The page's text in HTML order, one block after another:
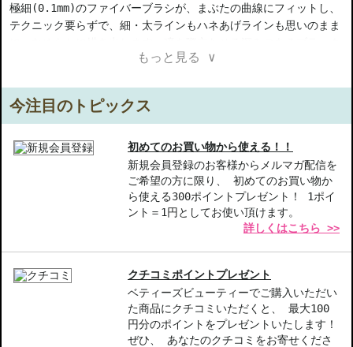
極細(0.1mm)のファイバーブラシが、まぶたの曲線にフィットし、
テクニック要らずで、細・太ラインもハネあげラインも思いのまま
と、柔らかい印象の眼差しを演出するダーク ブラウンの２色展
【商品の特徴】
長時間持続-滲みやこすれに強く、一日中美しい発色をキープ
極細ファイバーブラシ-まぶたの曲線にぴったりフィット
【こんな方へおすすめ】
アイラインの技術に自信が無い方
商品番号：11216060
JAN/UPC：0192333129272
もっと見る ∨
今注目のトピックス
初めてのお買い物から使える！！
新規会員登録のお客様からメルマガ配信を
ご希望の方に限り、 初めてのお買い物か
ら使える300ポイントプレゼント！ 1ポイ
ント＝1円としてお使い頂けます。
詳しくはこちら >>
クチコミポイントプレゼント
ベティーズビューティーでご購入いただい
た商品にクチコミいただくと、 最大100
円分のポイントをプレゼントいたします！
ぜひ、 あなたのクチコミをお寄せくださ